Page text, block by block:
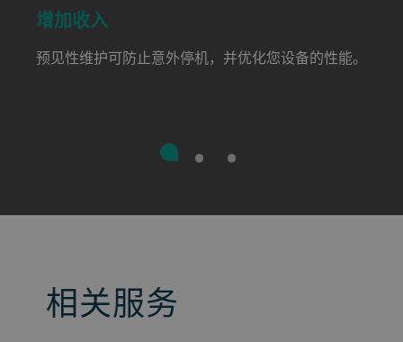
增加收入
预见性维护可防止意外停机，并优化您设备的性能。
相关服务